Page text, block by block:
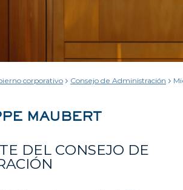
corporativo Consejo de Administración
MAUBERT
DEL CONSEJO DE